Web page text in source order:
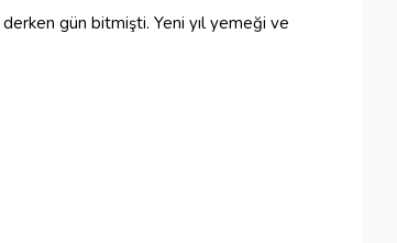
derken gün bitmişti. Yeni yıl yemeği ve